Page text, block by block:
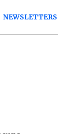
NEWSLETTERS